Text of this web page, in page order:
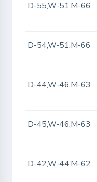
D-55,W-51,M-66
D-54,W-51,M-66
D-44,W-46,M-63
D-45,W-46,M-63
D-42,W-44,M-62